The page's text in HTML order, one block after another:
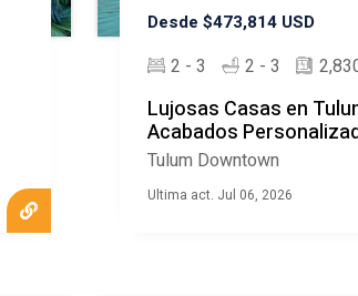
Desde $473,814 USD
2 - 3 2 - 3
Lujosas Casas en
Acabados
Tulum Downtown
Ultima act. Jul 06, 2026